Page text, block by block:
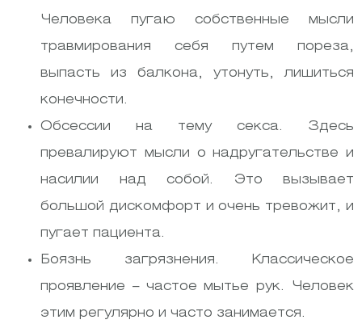
Человека пугаю собственные мысли
травмирования себя путем пореза,
выпасть из балкона, утонуть, лишиться
конечности.
Обсессии на тему секса. Здесь
превалируют мысли о надругательстве и
насилии над собой. Это вызывает
большой дискомфорт и очень тревожит, и
пугает пациента.
Боязнь загрязнения. Классическое
проявление – частое мытье рук. Человек
этим регулярно и часто занимается.